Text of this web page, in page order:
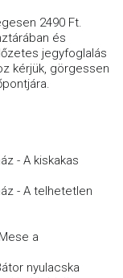
2490 Ft.
és
jegyfoglalás
kérjük, görgessen
- A kiskakas
- A telhetetlen
a
nyulacska